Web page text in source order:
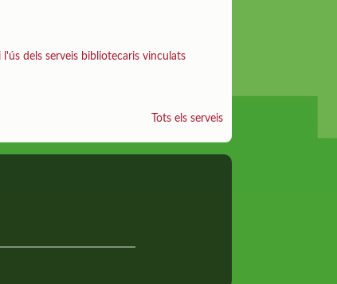
dels serveis bibliotecaris vinculats
Tots els serveis